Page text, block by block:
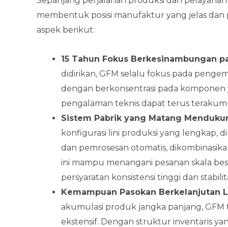
membentuk posisi manufaktur yang jelas dan
aspek berikut:
15 Tahun Fokus Berkesinambungan
didirikan, GFM selalu fokus pada
dengan berkonsentrasi pada
pengalaman teknis dapat terus
Sistem Pabrik yang Matang
konfigurasi lini produksi yang lengkap,
dan pemrosesan otomatis,
ini mampu menangani pesanan skala
persyaratan konsistensi tinggi dan
Kemampuan Pasokan Berkelanjutan
akumulasi produk jangka panjang,
ekstensif. Dengan struktur inventaris